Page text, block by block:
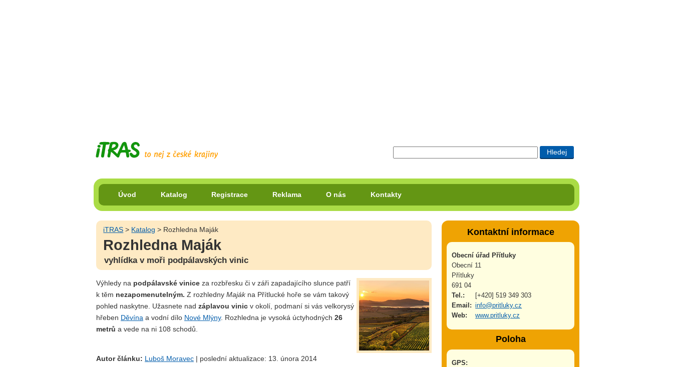
Úvod Katalog Registrace Reklama O nás Kontakty
iTRAS > Katalog > Rozhledna Maják
Rozhledna Maják
vyhlídka v moři podpálavských vinic
Výhledy na podpálavské vinice za rozbřesku či v záři zapadajícího slunce patří
k těm nezapomenutelným. Z rozhledny Majákna Přítlucké hoře se vám takový
pohled naskytne. Užasnete nad záplavou vinic v okolí, podmaní si vás velkorysý
hřeben Děvína a vodní dílo Nové Mlýny. Rozhledna je vysoká úctyhodných 26
metrů a vede na ni 108 schodů.
Autor článku: Luboš Moravec | poslední aktualizace: 13. února 2014
Kontaktní informace
Obecní úřad Přítluky
Obecní 11
Přítluky
691 04
Tel.:
[+420] 519 349 303
Email: info@pritluky.cz
Web:
www.pritluky.cz
Poloha
GPS: